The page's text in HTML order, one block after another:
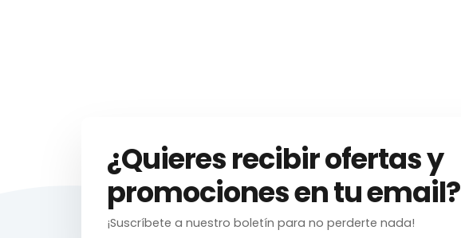
¿Quieres recibir ofertas y
promociones en tu email?
¡Suscríbete a nuestro boletín para no perderte nada!